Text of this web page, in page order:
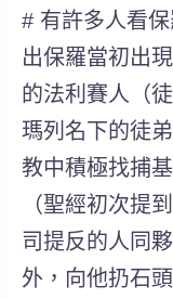
# 有許多人看
出保羅當初出
的法利賽人（
瑪列名下的徒
教中積極找捕
（聖經初次提
司提反的人同
外，向他扔石